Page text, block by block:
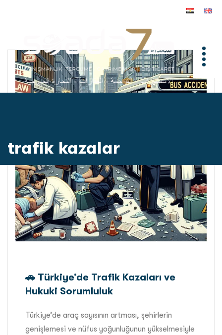
trafik kazalar
🚗 Türkiye’de Trafik Kazaları ve
Hukuki Sorumluluk
Türkiye’de araç sayısının artması, şehirlerin
genişlemesi ve nüfus yoğunluğunun yükselmesiyle